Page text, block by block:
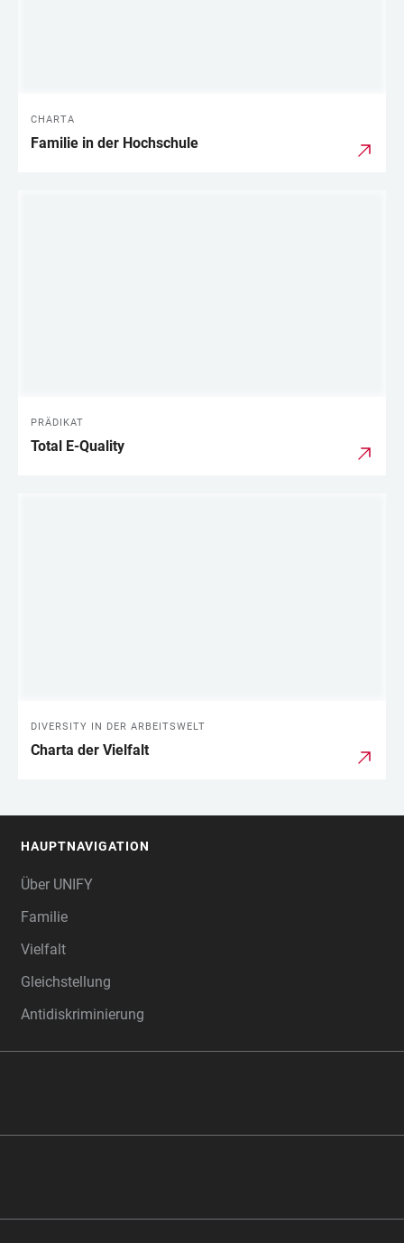
CHARTA
Familie in der Hochschule
PRÄDIKAT
Total E-Quality
DIVERSITY IN DER ARBEITSWELT
Charta der Vielfalt
HAUPTNAVIGATION
Über UNIFY
Familie
Vielfalt
Gleichstellung
Antidiskriminierung